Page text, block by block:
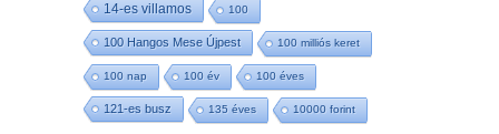
14-es villamos 100
100 Hangos Mese Újpest 100 milliós keret
100 nap 100 év 100 éves
121-es busz 135 éves 10000 forint